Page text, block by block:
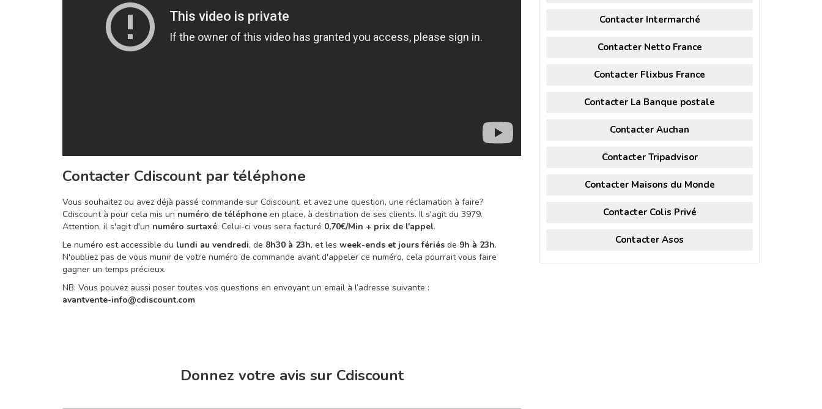
Contacter Cdiscount par téléphone
Vous souhaitez ou avez déjà passé commande sur Cdiscount, et avez une question, une réclamation à faire?
Cdiscount à pour cela mis un numéro de téléphone en place, à destination de ses clients. Il s'agit du 3979.
Attention, il s'agit d'un numéro surtaxé. Celui-ci vous sera facturé 0,70€/Min + prix de l'appel.
Le numéro est accessible du lundi au vendredi, de 8h30 à 23h, et les week-ends et jours fériés de 9h à 23h.
N'oubliez pas de vous munir de votre numéro de commande avant d'appeler ce numéro, cela pourrait vous faire
gagner un temps précieux.
NB: Vous pouvez aussi poser toutes vos questions en envoyant un email à l’adresse suivante :
avantvente-info@cdiscount.com
Donnez votre avis sur Cdiscount
Contacter Intermarché
Contacter Netto France
Contacter Flixbus France
Contacter La Banque postale
Contacter Auchan
Contacter Tripadvisor
Contacter Maisons du Monde
Contacter Colis Privé
Contacter Asos